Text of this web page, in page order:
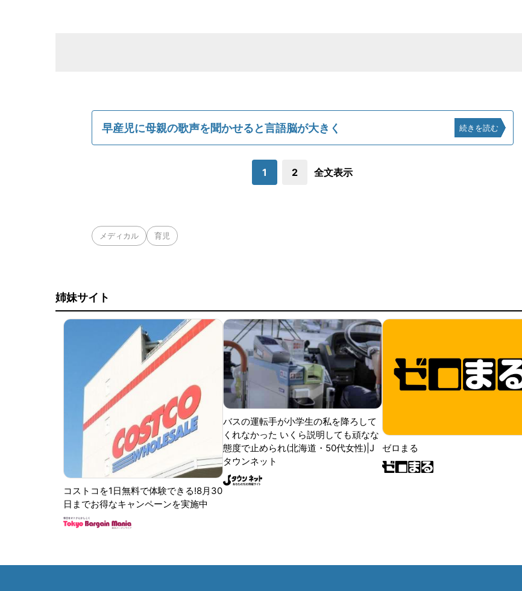
早産児に母親の歌声を聞かせると言語脳が大きく 続きを読む
1 2 全文表示
メディカル 育児
姉妹サイト
コストコを1日無料で体験できる!8月30
日までお得なキャンペーンを実施中
バスの運転手が小学生の私を降ろして
くれなかった いくら説明しても頑なな
態度で止められ(北海道・50代女性)|J
タウンネット
ゼロまる